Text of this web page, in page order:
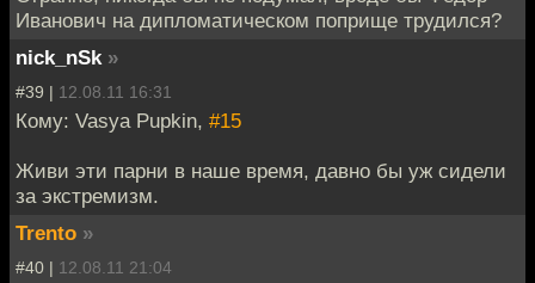
Иванович на дипломатическом поприще трудился?
nick_nSk »
#39 | 12.08.11 16:31
Кому: Vasya Pupkin, #15
Живи эти парни в наше время, давно бы уж сидели
за экстремизм.
Trento »
#40 | 12.08.11 21:04